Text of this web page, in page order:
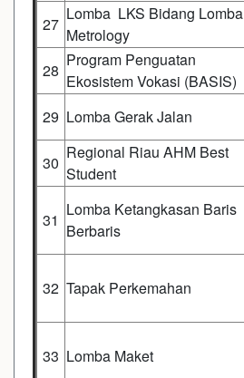
27
Lomba LKS Bidang Lomba
Metrology
28
Program Penguatan
Ekosistem Vokasi (BASIS)
29 Lomba Gerak Jalan
30
Regional Riau AHM Best
Student
31
Lomba Ketangkasan Baris
Berbaris
32 Tapak Perkemahan
33 Lomba Maket